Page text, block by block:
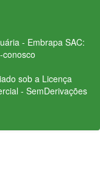
- Embrapa SAC:
conosco
sob a Licença
- SemDerivações